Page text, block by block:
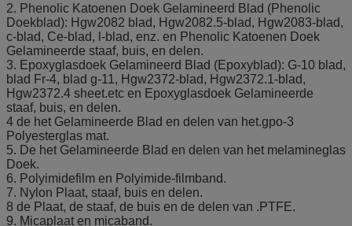
2. Phenolic Katoenen Doek Gelamineerd Blad (Phenolic
Doekblad): Hgw2082 blad, Hgw2082.5-blad, Hgw2083-blad,
c-blad, Ce-blad, l-blad, enz. en Phenolic Katoenen Doek
Gelamineerde staaf, buis, en delen.
3. Epoxyglasdoek Gelamineerd Blad (Epoxyblad): G-10 blad,
blad Fr-4, blad g-11, Hgw2372-blad, Hgw2372.1-blad,
Hgw2372.4 sheet.etc en Epoxyglasdoek Gelamineerde
staaf, buis, en delen.
4 de het Gelamineerde Blad en delen van het.gpo-3
Polyesterglas mat.
5. De het Gelamineerde Blad en delen van het melamineglas
Doek.
6. Polyimidefilm en Polyimide-filmband.
7. Nylon Plaat, staaf, buis en delen.
8 de Plaat, de staaf, de buis en de delen van .PTFE.
9. Micaplaat en micaband.